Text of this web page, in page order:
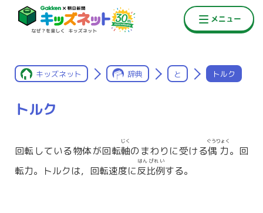
キッズネット 辞典 と トルク
トルク
回転している物体が回転軸
じく
のまわりに受ける偶力
ぐうりょく
。回
転力。トルクは，回転速度に反比例
はんぴれい
する。